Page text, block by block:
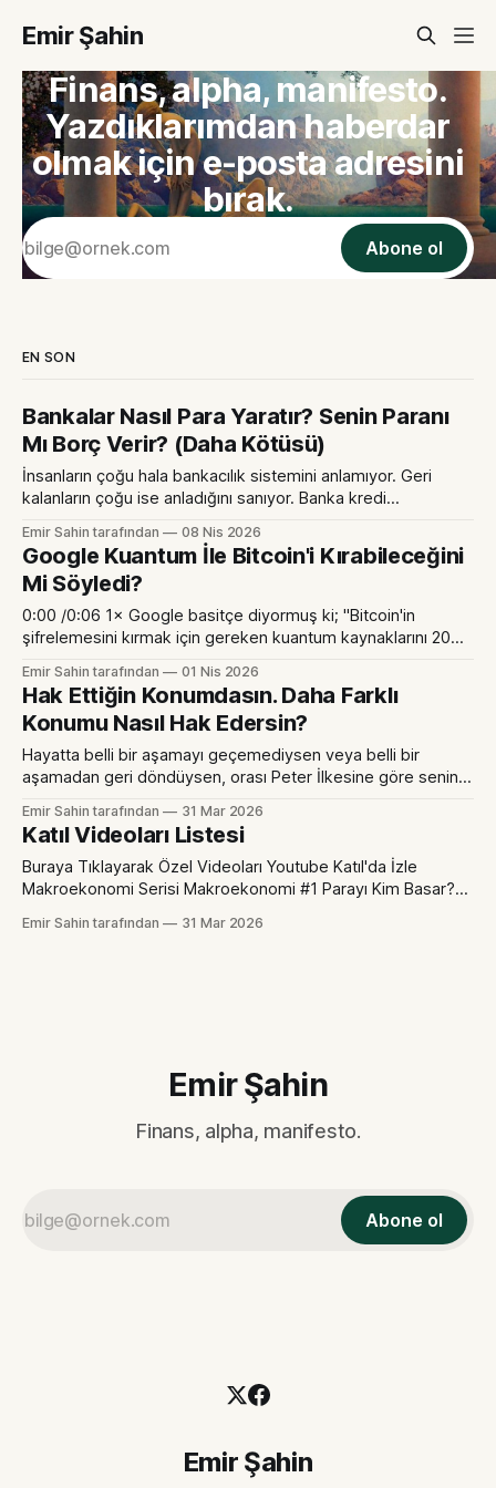
Emir Şahin
Finans, alpha, manifesto.
Yazdıklarımdan haberdar
olmak için e-posta adresini
bırak.
Abone ol
EN SON
Bankalar Nasıl Para Yaratır? Senin Paranı
Mı Borç Verir? (Daha Kötüsü)
İnsanların çoğu hala bankacılık sistemini anlamıyor. Geri
kalanların çoğu ise anladığını sanıyor. Banka kredi
Sen bankaya yatırdığında da senin paranı başkasına borç
vermez. Banka borç verirken kelimenin tam anlamıyla
yoktan para yaratır. Ticari bankaların böyle bir yetkisi var.
Geleneksel ekonomi kitaplarında anlatılan "Siz
Emir Sahin tarafından 08 Nis 2026
Google Kuantum İle Bitcoin'i Kırabileceğini
Mi Söyledi?
0:00 /0:06 1× Google basitçe diyormuş ki; "Bitcoin'in
şifrelemesini kırmak için gereken kuantum kaynaklarını 20
kanıtlayabiliriz. Ama nasıl olduğunu söylemeyeceğiz. Kripto
paraya bir şans tanımak için durduk. Bir çözüm bulmak için
2029 yılına kadar vaktiniz var.
Emir Sahin tarafından 01 Nis 2026
Hak Ettiğin Konumdasın. Daha Farklı
Konumu Nasıl Hak Edersin?
Hayatta belli bir aşamayı geçemediysen veya belli bir
aşamadan geri döndüysen, orası Peter İlkesine göre senin
servetin eninde sonunda becerilerinin sürdürebileceği
seviyeye geri dönecektir. Etrafta çok fazla piyangodan,
trade ederek veya geçmişte bir süreliğine büyük
işletmelere sahip olup büyük
Emir Sahin tarafından 31 Mar 2026
Katıl Videoları Listesi
Buraya Tıklayarak Özel Videoları Youtube Katıl'da İzle
Makroekonomi Serisi Makroekonomi #1 Parayı Kim Basar?
Genişleme Farklıdır. 2008 vs 2020 vs Sıradaki Parasal
Emir Sahin tarafından 31 Mar 2026
Emir Şahin
Finans, alpha, manifesto.
Abone ol
Emir Şahin